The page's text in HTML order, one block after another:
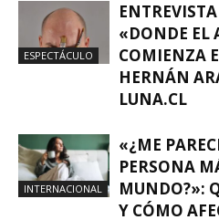
ESPECTÁCULO
«DONDE EL
COMIENZA
HERNÁN
LUNA.CL
INTERNACIONAL
«¿ME
PERSONA
MUNDO?»:
Y CÓMO